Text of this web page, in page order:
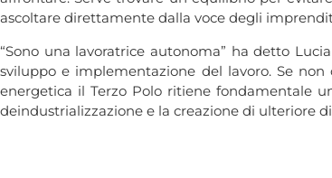
ascoltare direttamente dalla voce degli
“Sono una lavoratrice autonoma” ha detto
sviluppo e implementazione del lavoro. Se non
energetica il Terzo Polo ritiene fondamentale
deindustrializzazione e la creazione di ulteriore